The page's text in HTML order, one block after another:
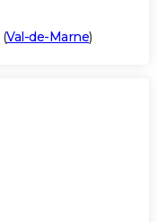
(Val-de-Marne)